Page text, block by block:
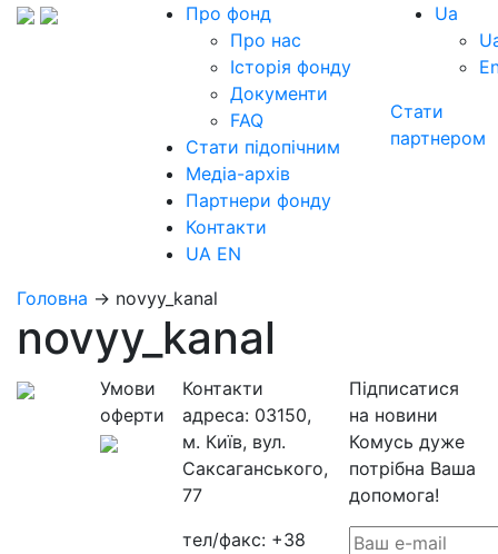
Про фонд
Про нас
Історія фонду
Документи
FAQ
Стати підопічним
Медіа-архів
Партнери фонду
Контакти
UA EN
Ua
Стати
партнером
Головна → novyy_kanal
novyy_kanal
Умови
оферти
Контакти
адреса: 03150,
м. Київ, вул.
Саксаганського,
77
тел/факс: +38
Підписатися
на новини
Комусь дуже
потрібна Ваша
допомога!